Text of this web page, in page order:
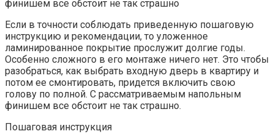
финишем все обстоит не так страшно
Если в точности соблюдать приведенную пошаговую
инструкцию и рекомендации, то уложенное
ламинированное покрытие прослужит долгие годы.
Особенно сложного в его монтаже ничего нет. Это чтобы
разобраться, как выбрать входную дверь в квартиру и
потом ее смонтировать, придется включить свою
голову по полной. С рассматриваемым напольным
финишем все обстоит не так страшно.
Пошаговая инструкция